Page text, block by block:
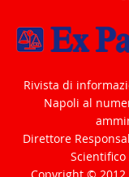
Rivista di
Napoli al
Direttore
Scientifico